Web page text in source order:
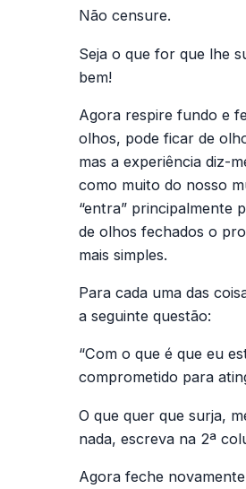
Não censure.
Seja o que for que lhe
bem!
Agora respire fundo e
olhos, pode ficar de
mas a experiência diz-
como muito do nosso
“entra” principalmente
de olhos fechados o
mais simples.
Para cada uma das
a seguinte questão:
“Com o que é que eu
comprometido para
O que quer que surja,
nada, escreva na 2ª
Agora feche